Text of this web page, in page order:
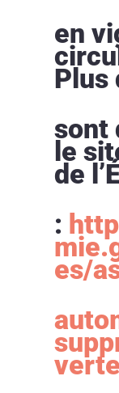
en
Plus
sont
le
de
:
es/